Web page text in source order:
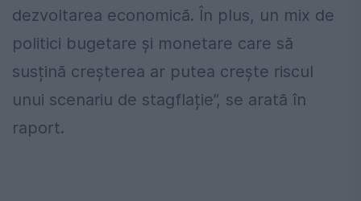
dezvoltarea economică. În plus, un mix de
politici bugetare și monetare care să
susțină creșterea ar putea crește riscul
unui scenariu de stagflație”, se arată în
raport.